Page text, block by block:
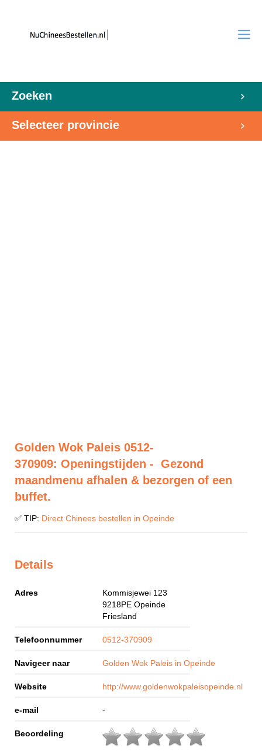
Zoeken
Selecteer provincie
Golden Wok Paleis 0512-
370909: Openingstijden - Gezond
maandmenu afhalen & bezorgen of een
buffet.
✅ TIP: Direct Chinees bestellen in Opeinde
Details
Adres
Kommisjewei 123
9218PE Opeinde
Friesland
Telefoonnummer 0512-370909
Navigeer naar Golden Wok Paleis in Opeinde
Website http://www.goldenwokpaleisopeinde.nl
e-mail -
Beoordeling